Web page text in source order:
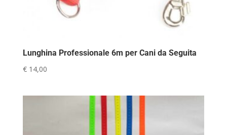
Lunghina Professionale 6m per Cani da Seguita
€14,00